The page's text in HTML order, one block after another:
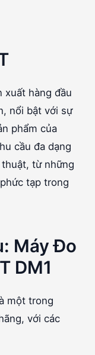
xuất hàng đầu
nổi bật với sự
phẩm của
cầu đa dạng
từ những
tạp trong
Máy Đo
DM1
một trong
với các